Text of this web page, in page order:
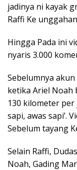
jadinya ni kayak
Raffi Ke
Hingga Pada ini
nyaris 3.000
Sebelumnya
ketika Ariel Noah
130 kilometer per
sapi, awas sapi’.
Sebelum tayang
Selain Raffi,
Noah, Gading